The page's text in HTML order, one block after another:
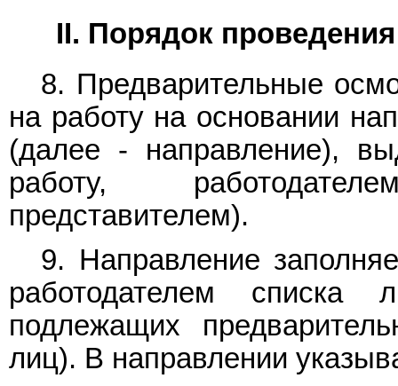
II. Порядок
8. Предварительные
на работу на основании
(далее - направление),
работу,
представителем).
9. Направление
работодателем
подлежащих
лиц). В направлении